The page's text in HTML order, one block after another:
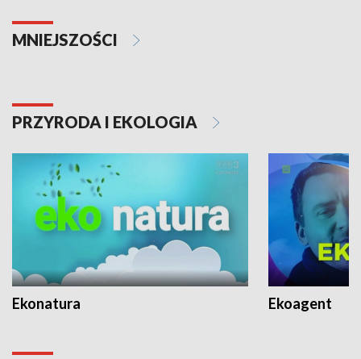
MNIEJSZOŚCI
PRZYRODA I EKOLOGIA
Ekonatura Ekoagent